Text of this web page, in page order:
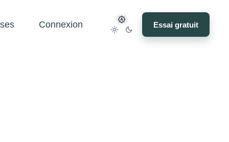
Connexion Essai gratuit